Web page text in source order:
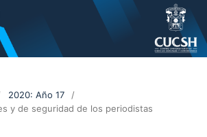
2020: Año 17
/
y de seguridad de los periodistas